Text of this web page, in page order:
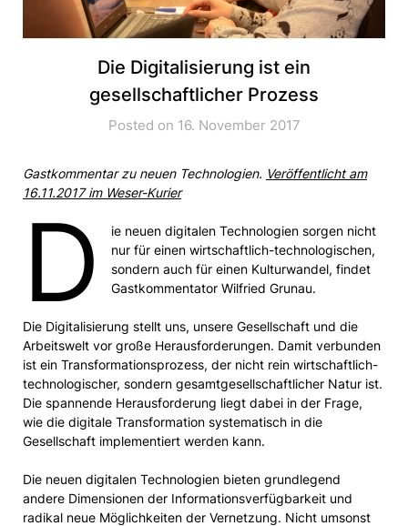
Die Digitalisierung ist ein
gesellschaftlicher Prozess
Posted on 16. November 2017
Gastkommentar zu neuen Technologien. Veröffentlicht am
16.11.2017 im Weser-Kurier
D
ie neuen digitalen Technologien sorgen nicht
nur für einen wirtschaftlich-technologischen,
sondern auch für einen Kulturwandel, findet
Gastkommentator Wilfried Grunau.
Die Digitalisierung stellt uns, unsere Gesellschaft und die
Arbeitswelt vor große Herausforderungen. Damit verbunden
ist ein Transformationsprozess, der nicht rein wirtschaftlich-
technologischer, sondern gesamtgesellschaftlicher Natur ist.
Die spannende Herausforderung liegt dabei in der Frage,
wie die digitale Transformation systematisch in die
Gesellschaft implementiert werden kann.
Die neuen digitalen Technologien bieten grundlegend
andere Dimensionen der Informationsverfügbarkeit und
radikal neue Möglichkeiten der Vernetzung. Nicht umsonst